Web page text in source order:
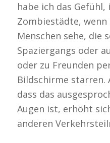
habe ich das Gefühl,
Zombiestädte, wenn
Menschen sehe, die
Spaziergangs oder
oder zu Freunden
Bildschirme starren.
dass das
Augen ist, erhöht
anderen